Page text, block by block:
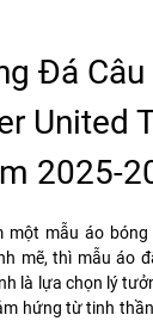
Đá Câu
United
2025-
một mẫu áo
mẽ, thì mẫuáo
là lựa chọn lý
hứng từtinh